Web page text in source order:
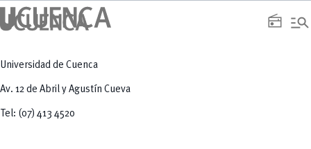
radio manage_search
Universidad de Cuenca
Av. 12 de Abril y Agustín Cueva
Tel: (07) 413 4520